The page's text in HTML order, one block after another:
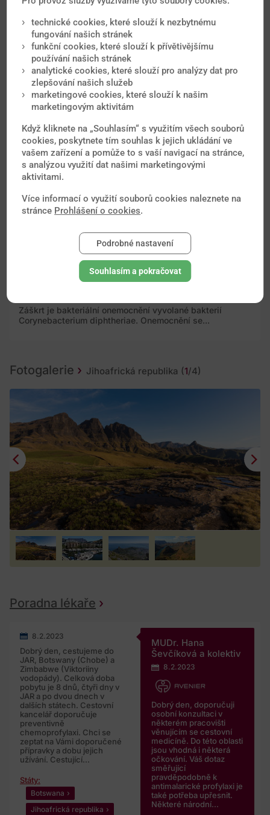
je nemocný s akutní i chronickou infekcí...
Hepatitida D
Onemocnění vyvolává virus hepatitidy D. Ten pro svůj
přenos a množení potřebuje již vzniklou...
Příušnice
Příušnice jsou virové onemocnění způsobené virem
příušnic. Nemoc se vyskytuje celosvětově...
Spalničky jsou virové onemocnění vyvolané virem
spalniček. Choroba patří k nejnakažlivějším...
Tetanus
Původcem nemoci je bakterie Clostridium tetani. Za
Tuberkulóza
onemocnění vyvolané bakterií Mycobacterium...
Zarděnky jsou virové onemocnění vyvolané virem
zarděnek. Zdrojem nemoci je člověk s viditelnými...
Záškrt je bakteriální onemocnění vyvolané bakterií
Corynebacterium diphtheriae. Onemocnění se...
Fotogalerie Jihoafrická republika (1/4)
Poradna lékaře
8.2.2023
Dobrý den, cestujeme do
JAR, Botswany (Chobe) a
Zimbabwe (Viktoriiny
vodopády). Celková doba
pobytu je 8 dnů, čtyři dny v
JAR a po dvou dnech v
dalších státech. Cestovní
kancelář doporučuje
preventivně
chemoprofylaxi. Chci se
zeptat na Vámi doporučené
přípravky a dobu jejich
užívání. Cestující...
Státy:
Botswana
Jihoafrická republika
MUDr. Hana
Ševčíková a kolektiv
8.2.2023
Dobrý den, doporučuji
osobní konzultaci v
některém pracovišti
věnujícím se cestovní
medicíně. Do této oblasti
jsou vhodná i některá
očkování. Váš dotaz
směřující
pravděpodobně k
antimalarické profylaxi je
také potřeba upřesnit.
Některé národní...
technické cookies, které slouží k nezbytnému
fungování našich stránek
funkční cookies, které slouží k přívětivějšímu
používání našich stránek
analytické cookies, které slouží pro analýzy dat pro
zlepšování našich služeb
marketingové cookies, které slouží k našim
marketingovým aktivitám
Když kliknete na „Souhlasím“ s využitím všech souborů
cookies, poskytnete tím souhlas k jejich ukládání ve
vašem zařízení a pomůže to s vaší navigací na stránce,
s analýzou využití dat našimi marketingovými
aktivitami.
Více informací o využití souborů cookies naleznete na
stránce Prohlášení o cookies.
Podrobné nastavení
Souhlasím a pokračovat